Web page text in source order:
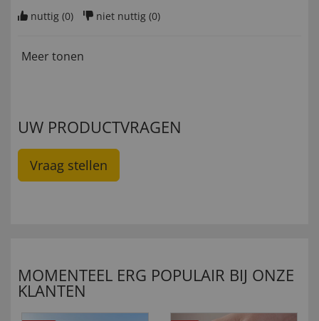
nuttig (0) niet nuttig (0)
Meer tonen
UW PRODUCTVRAGEN
Vraag stellen
MOMENTEEL ERG POPULAIR BIJ ONZE
KLANTEN